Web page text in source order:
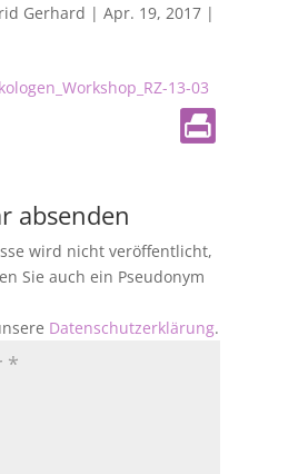
Gerhard | Apr. 19, 2017|
13-03
absenden
wird nicht veröffentlicht,
Sie auch ein Pseudonym
Datenschutzerklärung.